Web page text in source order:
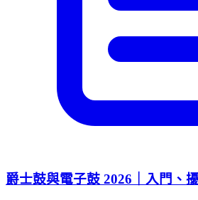
爵士鼓與電子鼓 2026｜入門、